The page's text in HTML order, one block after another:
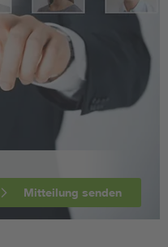
Mitteilung senden